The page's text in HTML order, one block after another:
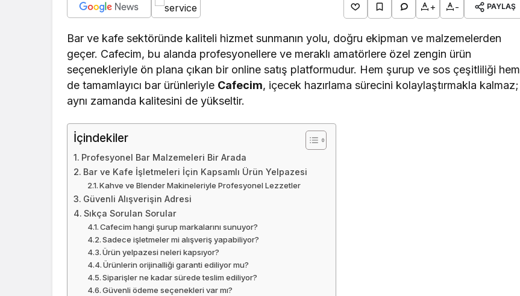
+ - PAYLAŞ
Bar ve kafe sektöründe kaliteli hizmet sunmanın yolu, doğru ekipman ve malzemelerden
geçer. Cafecim, bu alanda profesyonellere ve meraklı amatörlere özel zengin ürün
seçenekleriyle ön plana çıkan bir online satış platformudur. Hem şurup ve sos çeşitliliği hem
de tamamlayıcı bar ürünleriyle Cafecim, içecek hazırlama sürecini kolaylaştırmakla kalmaz;
aynı zamanda kalitesini de yükseltir.
İçindekiler
Profesyonel Bar Malzemeleri Bir Arada
Bar ve Kafe İşletmeleri İçin Kapsamlı Ürün Yelpazesi
Kahve ve Blender Makineleriyle Profesyonel Lezzetler
Güvenli Alışverişin Adresi
Sıkça Sorulan Sorular
Cafecim hangi şurup markalarını sunuyor?
Sadece işletmeler mi alışveriş yapabiliyor?
Ürün yelpazesi neleri kapsıyor?
Ürünlerin orijinalliği garanti ediliyor mu?
Siparişler ne kadar sürede teslim ediliyor?
Güvenli ödeme seçenekleri var mı?